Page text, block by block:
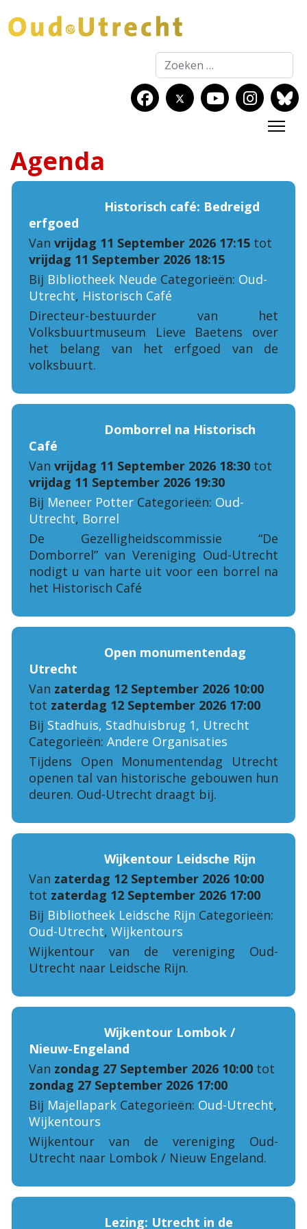
Zoeken
Agenda
Historisch café: Bedreigd
erfgoed
Vanvrijdag 11 September 2026 17:15 tot
vrijdag 11 September 2026 18:15
Bij Bibliotheek Neude Categorieën: Oud-
Utrecht, Historisch Café
Directeur-bestuurder van het
Volksbuurtmuseum Lieve Baetens over
het belang van het erfgoed van de
volksbuurt.
Domborrel na Historisch
Café
Vanvrijdag 11 September 2026 18:30 tot
vrijdag 11 September 2026 19:30
Bij Meneer Potter Categorieën: Oud-
Utrecht, Borrel
De Gezelligheidscommissie “De
Domborrel” van Vereniging Oud-Utrecht
nodigt u van harte uit voor een borrel na
het Historisch Café
Open monumentendag
Utrecht
Van zaterdag 12 September 2026 10:00
tot zaterdag 12 September 2026 17:00
Bij Stadhuis, Stadhuisbrug 1, Utrecht
Categorieën:Andere Organisaties
Tijdens Open Monumentendag Utrecht
openen tal van historische gebouwen hun
deuren. Oud-Utrecht draagt bij.
Wijkentour Leidsche Rijn
Van zaterdag 12 September 2026 10:00
tot zaterdag 12 September 2026 17:00
Bij Bibliotheek Leidsche Rijn Categorieën:
Oud-Utrecht,Wijkentours
Wijkentour van de vereniging Oud-
Utrecht naar Leidsche Rijn.
Wijkentour Lombok /
Nieuw-Engeland
Van zondag 27 September 2026 10:00 tot
zondag 27 September 2026 17:00
Bij Majellapark Categorieën: Oud-Utrecht,
Wijkentours
Wijkentour van de vereniging Oud-
Utrecht naar Lombok / Nieuw Engeland.
Lezing: Utrecht in de